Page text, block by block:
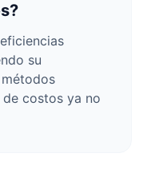
su
costos ya no